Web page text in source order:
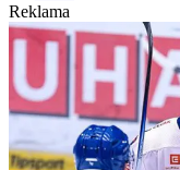
Reklama